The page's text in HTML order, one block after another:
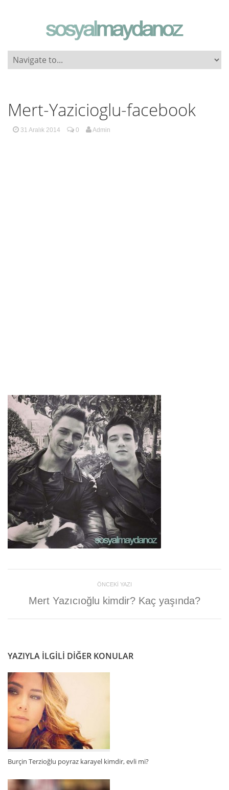
Mert-Yazicioglu-facebook
31 Aralık 2014 0 Admin
ÖNCEKI YAZI
Mert Yazıcıoğlu kimdir? Kaç yaşında?
YAZIYLA ILGILI DIĞER KONULAR
Burçin Terzioğlu poyraz karayel kimdir, evli mi?